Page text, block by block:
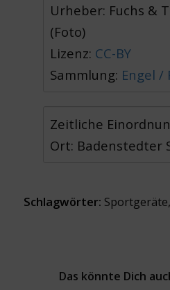
Urheber: Fuchs &
(Foto)
Lizenz: CC-BY
Sammlung: Engel /
Zeitliche
Ort: Badenstedter
Schlagwörter: Sportgeräte,
Das könnte Dich